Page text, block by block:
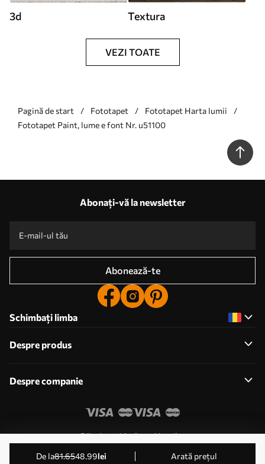
de la81.6548.99lei Arată prețul
3d Textura
VEZI TOATE
Pagină de start Fototapet
Fototapet Harta lumii
Fototapet Paint, lume e font Nr. u51100
Abonați-vă la newsletter
Abonează-te
Schimbați limba
Despre produs
Despre companie
Editați permisiunile cookie-urilor
© 2011-2026 Uwalls . Toate drepturile rezervate. Operat